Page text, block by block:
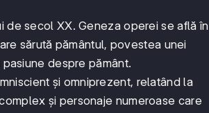
de secol XX. Geneza operei se află în
sărută pământul, povestea unei
despre pământ.
și omniprezent, relatând la
și personaje numeroase care